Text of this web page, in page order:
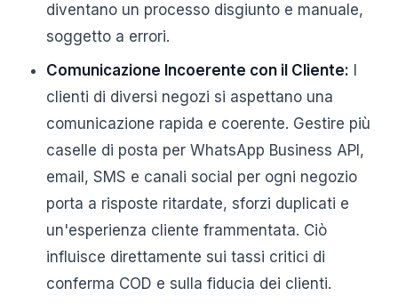
diventano un processo disgiunto e manuale,
soggetto a errori.
Comunicazione Incoerente con il Cliente:
clienti di diversi negozi si aspettano una
comunicazione rapida e coerente. Gestire più
caselle di posta per WhatsApp Business API,
email, SMS e canali social per ogni negozio
porta a risposte ritardate, sforzi duplicati e
un'esperienza cliente frammentata. Ciò
influisce direttamente sui tassi critici di
conferma COD e sulla fiducia dei clienti.